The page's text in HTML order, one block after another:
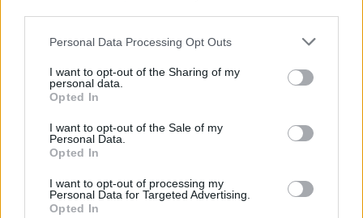
Please note that this website/app uses one or more Google
not limited to your visit or usage behaviour. You may click to
grant or deny consent to Google and its third-party tags to
use your data for below specified purposes in below Google
consent section.
Personal Data Processing Opt Outs
I want to opt-out of the Sharing of my
personal data.
Opted In
I want to opt-out of the Sale of my
Personal Data.
Opted In
I want to opt-out of processing my
Personal Data for Targeted Advertising.
Opted In
CÁPÁK KÖZÖTT RAIFFEISEN
LEGINNOVATÍVABB VÁLLALKOZÁS